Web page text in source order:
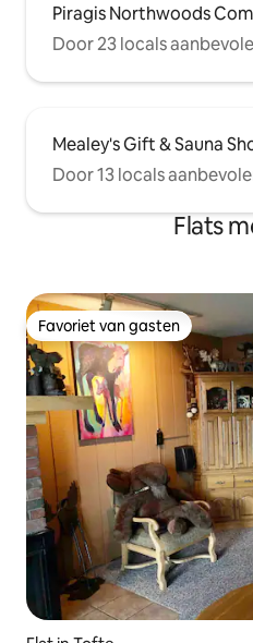
Piragis Northwoods
Door 23 locals
Mealey's Gift & Sauna
Door 13 locals
Flats
Favoriet van gasten
Favoriet van gasten